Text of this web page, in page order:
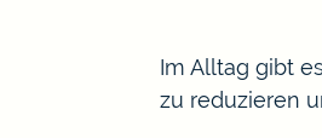
Im Alltag gibt
zu reduzieren